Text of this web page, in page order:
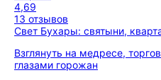
4,69
13 отзывов
Свет Бухары: святыни,
Взглянуть на медресе,
глазами горожан